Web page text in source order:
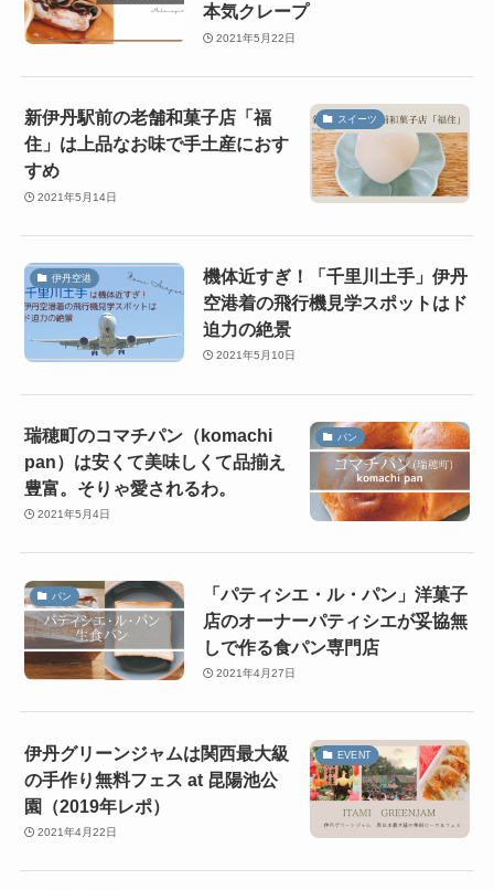
本気クレープ
2021年5月22日
スイーツ
新伊丹駅前の老舗和菓子店「福
住」は上品なお味で手土産におす
すめ
2021年5月14日
伊丹空港
機体近すぎ！「千里川土手」伊丹
空港着の飛行機見学スポットはド
迫力の絶景
2021年5月10日
パン
瑞穂町のコマチパン（komachi
pan）は安くて美味しくて品揃え
豊富。そりゃ愛されるわ。
2021年5月4日
パン
「パティシエ・ル・パン」洋菓子
店のオーナーパティシエが妥協無
しで作る食パン専門店
2021年4月27日
EVENT
伊丹グリーンジャムは関西最大級
の手作り無料フェス at 昆陽池公
園（2019年レポ）
2021年4月22日